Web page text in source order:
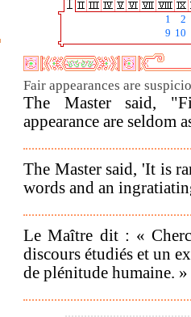
1
2
9 10
Fair appearances are
The Master said,
appearance are seldom
The Master said, 'It is
words and an
Le Maître dit : «
discours étudiés et un
de plénitude humaine. »